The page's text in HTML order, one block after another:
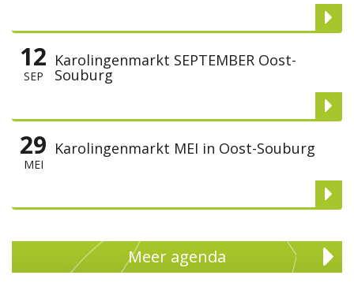
12
SEP
Karolingenmarkt SEPTEMBER Oost-
Souburg
29
MEI
Karolingenmarkt MEI in Oost-Souburg
Meer agenda